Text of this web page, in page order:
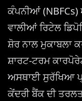
ਕੰਪਨੀਆਂ
ਵਾਲੀਆਂ ਰਿਟੇਲ
ਸ਼ੋਰ ਨਾਲ ਮੁਕਾਬਲਾ
ਸ਼ਾਰਟ-ਟਰਮ
ਅਸਥਾਈ ਸੁਰੱਖਿਆ
ਕੇਂਦਰੀ ਬੈਂਕ ਦੀ